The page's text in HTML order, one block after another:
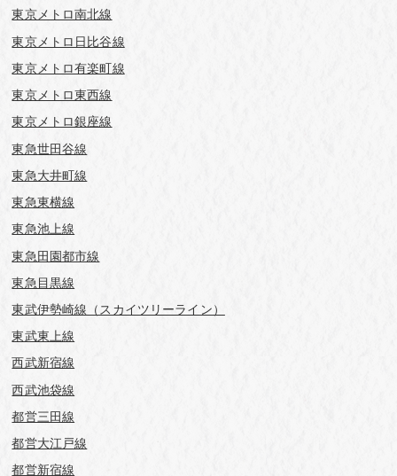
東京メトロ南北線
東京メトロ日比谷線
東京メトロ有楽町線
東京メトロ東西線
東京メトロ銀座線
東急世田谷線
東急大井町線
東急東横線
東急池上線
東急田園都市線
東急目黒線
東武伊勢崎線（スカイツリーライン）
東武東上線
西武新宿線
西武池袋線
都営三田線
都営大江戸線
都営新宿線